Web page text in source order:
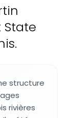
structure
rivières